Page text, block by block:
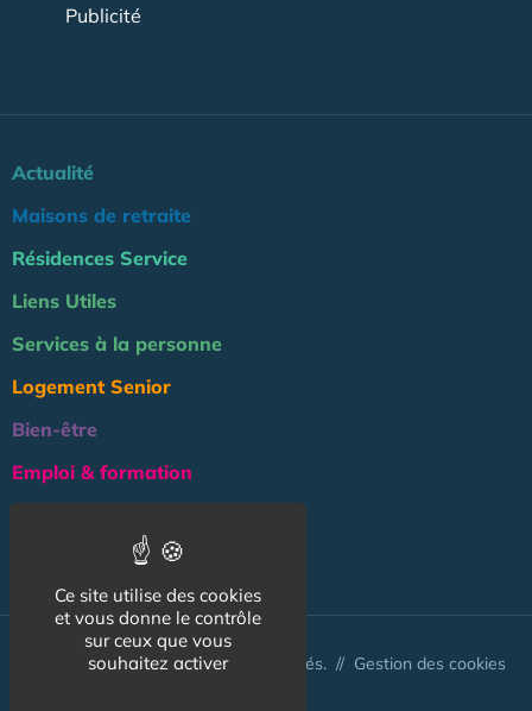
Publicité
Actualité
Maisons de retraite
Résidences Service
Liens Utiles
Services à la personne
Logement Senior
Bien-être
Emploi & formation
NOS AUTRES SITES :
© Australis 2026 - Tous droits réservés. // Gestion des cookies
Ce site utilise des cookies
et vous donne le contrôle
sur ceux que vous
souhaitez activer